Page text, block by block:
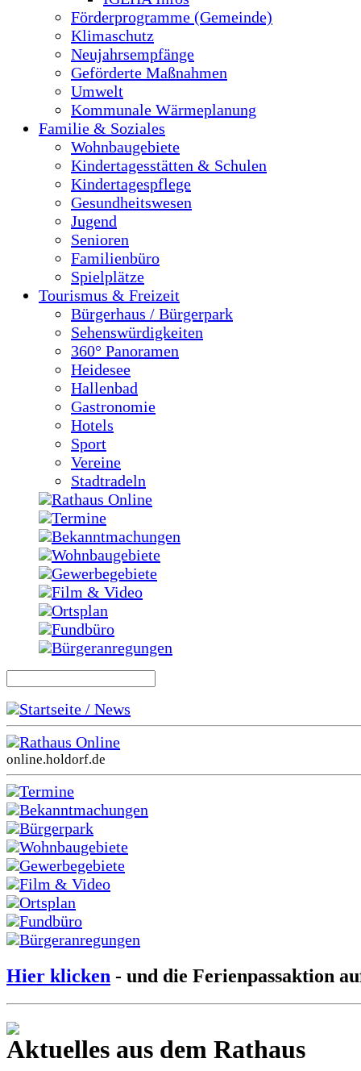
Förderprogramme (Gemeinde)
Klimaschutz
Neujahrsempfänge
Geförderte Maßnahmen
Umwelt
Kommunale Wärmeplanung
Familie & Soziales
Wohnbaugebiete
Kindertagesstätten & Schulen
Kindertagespflege
Gesundheitswesen
Jugend
Senioren
Familienbüro
Spielplätze
Tourismus & Freizeit
Bürgerhaus / Bürgerpark
Sehenswürdigkeiten
360° Panoramen
Heidesee
Hallenbad
Gastronomie
Hotels
Sport
Vereine
Stadtradeln
Rathaus Online
Termine
Bekanntmachungen
Wohnbaugebiete
Gewerbegebiete
Film & Video
Ortsplan
Fundbüro
Bürgeranregungen
Startseite / News
Rathaus Online
online.holdorf.de
Termine
Bekanntmachungen
Bürgerpark
Wohnbaugebiete
Gewerbegebiete
Film & Video
Ortsplan
Fundbüro
Bürgeranregungen
Hier klicken - und die Ferienpassaktion
Aktuelles aus dem Rathaus